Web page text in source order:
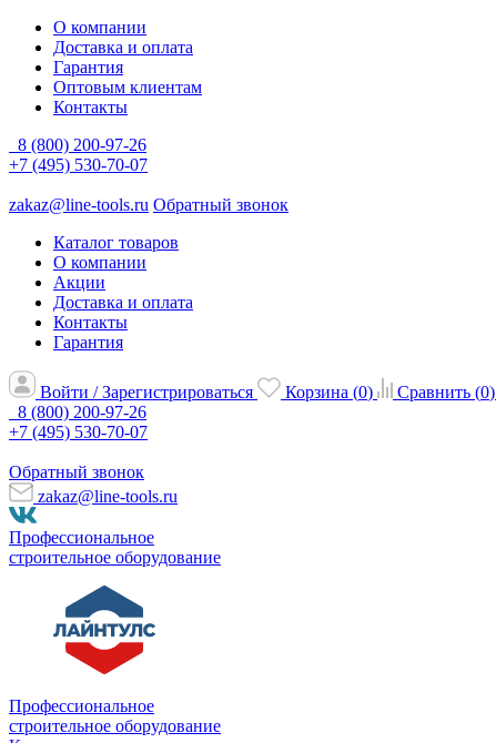
О компании
Доставка и оплата
Гарантия
Оптовым клиентам
Контакты
8 (800) 200-97-26
+7 (495) 530-70-07
zakaz@line-tools.ru Обратный звонок
Каталог товаров
О компании
Акции
Доставка и оплата
Контакты
Гарантия
Войти / Зарегистрироваться Корзина (0) Сравнить (0)
8 (800) 200-97-26
+7 (495) 530-70-07
Обратный звонок
zakaz@line-tools.ru
Профессиональное
строительное оборудование
Профессиональное
строительное оборудование